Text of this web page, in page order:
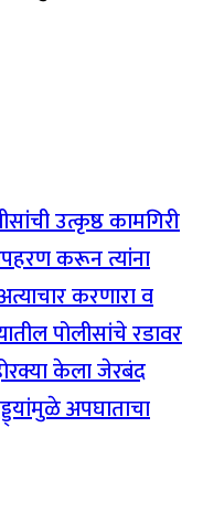
उत्कृष्ठ कामगिरी
करून त्यांना
करणारा व
पोलीसांचे रडावर
केला जेरबंद
अपघाताचा